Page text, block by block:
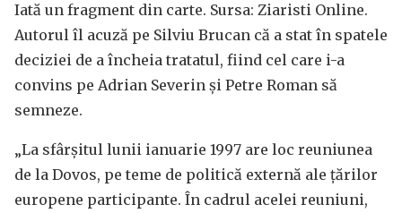
Iată un fragment din carte. Sursa: Ziaristi Online.
Autorul îl acuză pe Silviu Brucan că a stat în spatele
deciziei de a încheia tratatul, fiind cel care i-a
convins pe Adrian Severin și Petre Roman să
semneze.
„La sfârșitul lunii ianuarie 1997 are loc reuniunea
de la Dovos, pe teme de politică externă ale țărilor
europene participante. În cadrul acelei reuniuni,